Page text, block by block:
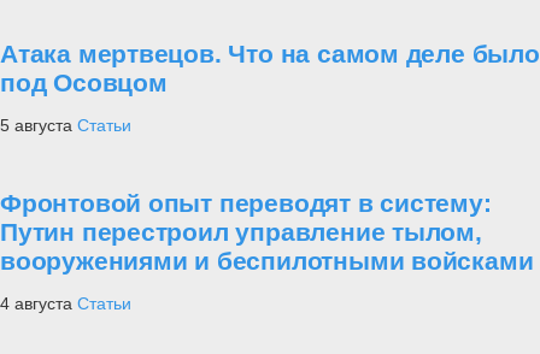
Атака мертвецов. Что на самом деле было
под Осовцом
5 августа Статьи
Фронтовой опыт переводят в систему:
Путин перестроил управление тылом,
вооружениями и беспилотными войсками
4 августа Статьи